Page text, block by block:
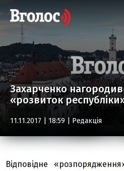
Захарченко
«розвиток
11.11.2017 | 18:59 | Редакція
Відповідне